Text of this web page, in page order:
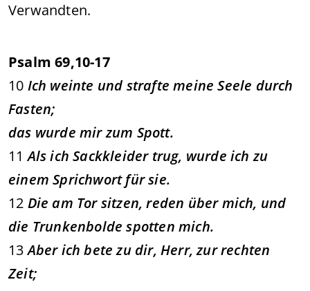
Verwandten.
Psalm 69,10-17
10 Ich weinte und strafte meine Seele durch
Fasten;
das wurde mir zum Spott.
11Als ich Sackkleider trug, wurde ich zu
einem Sprichwort für sie.
12 Die am Tor sitzen, reden über mich, und
die Trunkenbolde spotten mich.
13Aber ich bete zu dir, Herr, zur rechten
Zeit;